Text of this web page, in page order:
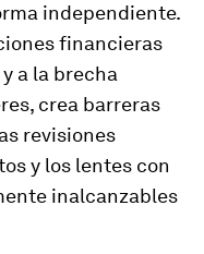
independiente.
financieras
a la brecha
crea barreras
revisiones
y los lentes con
inalcanzables